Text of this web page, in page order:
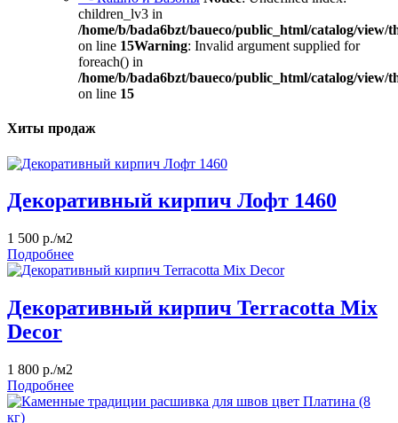
children_lv3 in
/home/b/bada6bzt/baueco/public_html/catalog/view/
on line 15Warning: Invalid argument supplied for
foreach() in
/home/b/bada6bzt/baueco/public_html/catalog/view/
on line 15
Хиты продаж
Декоративный кирпич Лофт 1460
1 500 р./м2
Подробнее
Декоративный кирпич Terracotta Mix
Decor
1 800 р./м2
Подробнее